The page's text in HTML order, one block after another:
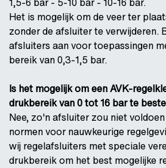
Het is mogelijk om de veer ter
zonder de afsluiter te verwijderen.
afsluiters aan voor toepassingen
bereik van 0,3-1,5 bar.
Is het mogelijk om een AVK-
drukbereik van 0 tot 16 bar te
Nee, zo'n afsluiter zou niet
normen voor nauwkeurige
wij regelafsluiters met speciale
drukbereik om het best mogelijke